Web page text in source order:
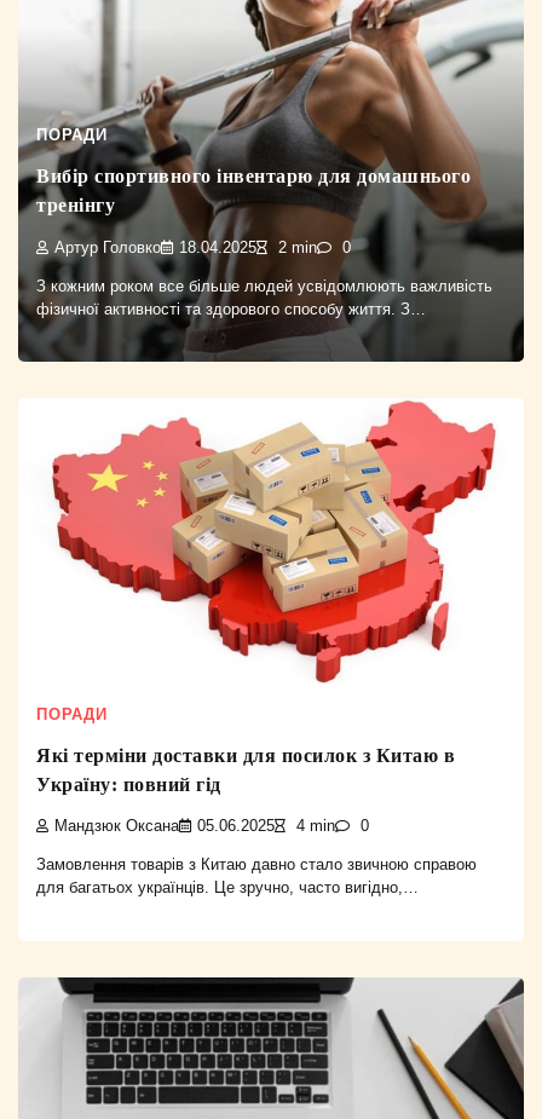
ПОРАДИ
Вибір спортивного інвентарю для домашнього
тренінгу
Артур Головко 18.04.2025 2 min 0
З кожним роком все більше людей усвідомлюють важливість
фізичної активності та здорового способу життя. З…
ПОРАДИ
Які терміни доставки для посилок з Китаю в
Україну: повний гід
Мандзюк Оксана 05.06.2025 4 min 0
Замовлення товарів з Китаю давно стало звичною справою
для багатьох українців. Це зручно, часто вигідно,…